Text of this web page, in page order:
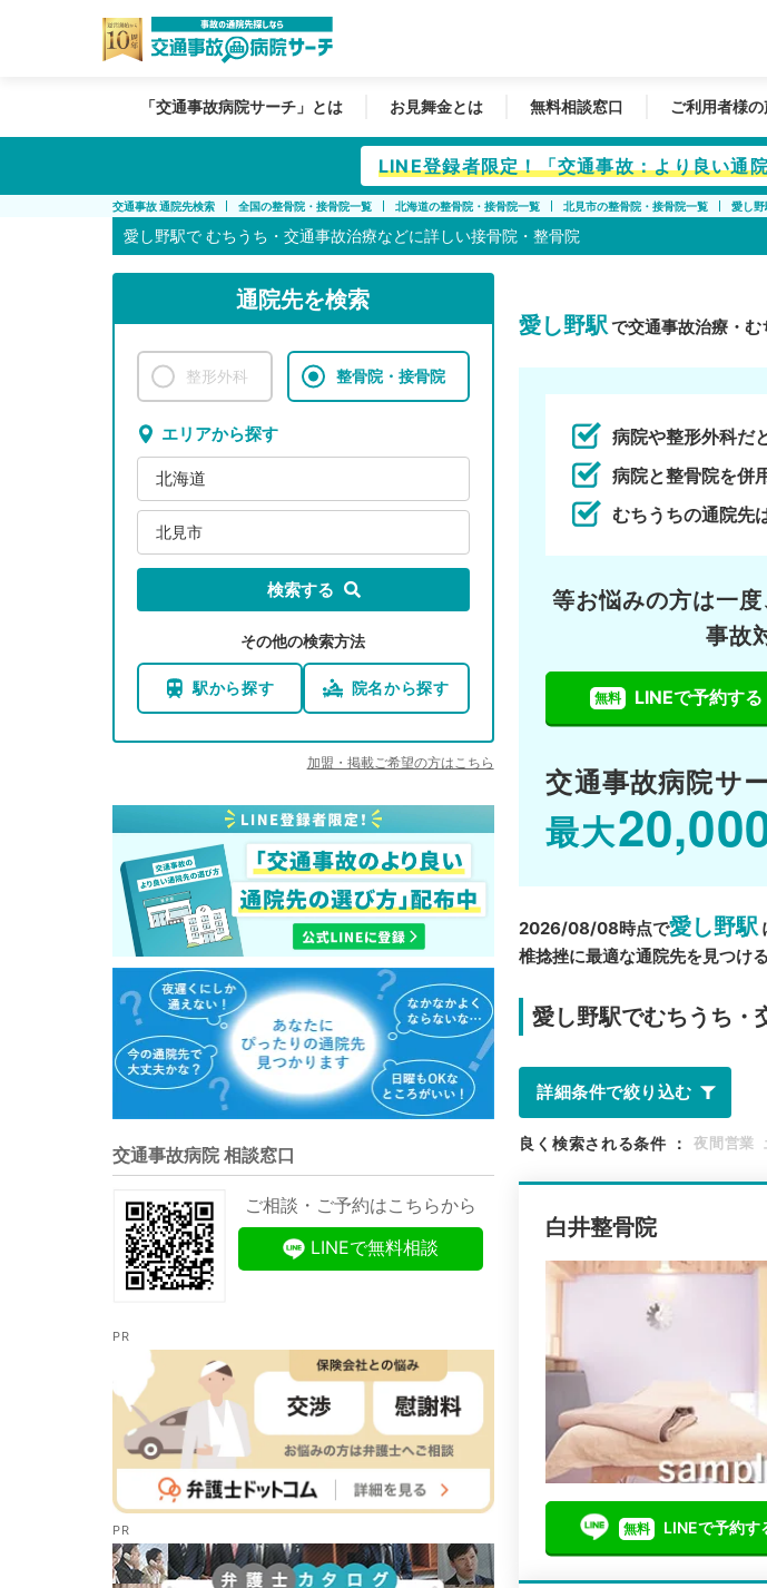
「交通事故病院サーチ」とは お見舞金とは 無料相談窓口 ご利用者様の
LINE登録者限定！「交通事故：より良い通
交通事故 通院先検索 全国の整骨院・接骨院一覧 北海道の整骨院・接骨院一覧 北見市の整骨院・接骨院一覧 愛し
愛し野駅で むちうち・交通事故治療などに詳しい接骨院・整骨院
通院先を検索
整形外科 整骨院・接骨院
エリアから探す
北海道
北見市
検索する
その他の検索方法
駅から探す 院名から探す
加盟・掲載ご希望の方はこちら
交通事故病院 相談窓口
ご相談・ご予約はこちらから
LINEで無料相談
愛し野駅で交通事故治療・む
病院や整形外科だ
病院と整骨院を併
むちうちの通院先
等お悩みの方は一度
事故
無料 LINEで予約する
交通事故病院サ
最大
2026/08/08時点で愛し野駅
椎捻挫に最適な通院先を見つけ
愛し野駅でむちうち・
詳細条件で絞り込む
良く検索される条件 ： 夜間営業
白井整骨院
無料 LINEで予約す